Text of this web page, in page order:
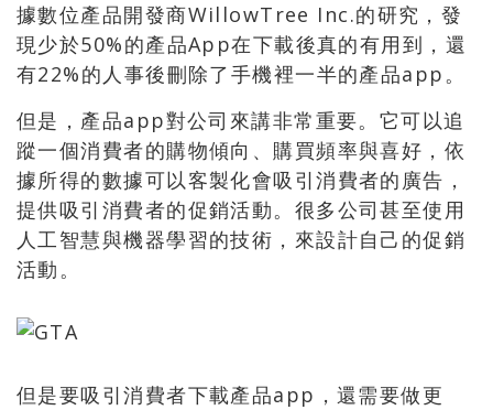
據數位產品開發商WillowTree Inc.的研究，發
現少於50%的產品App在下載後真的有用到，還
有22%的人事後刪除了手機裡一半的產品app。
但是，產品app對公司來講非常重要。它可以追
蹤一個消費者的購物傾向、購買頻率與喜好，依
據所得的數據可以客製化會吸引消費者的廣告，
提供吸引消費者的促銷活動。很多公司甚至使用
人工智慧與機器學習的技術，來設計自己的促銷
活動。
但是要吸引消費者下載產品app，還需要做更